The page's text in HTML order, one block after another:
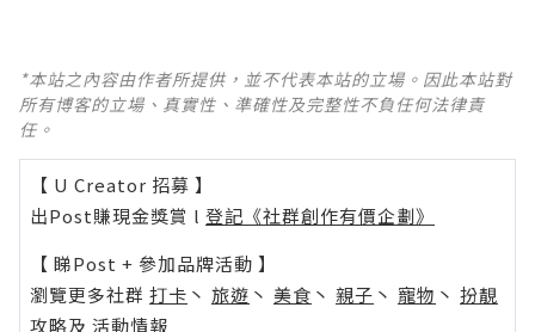
*本站之內容由作者所提供，並不代表本站的立場。因此本站對
所有博客的立場、真實性、準確性及完整性不負任何法律責
任。
【 U Creator 招募 】
出Post賺現金獎賞 l 登記《社群創作有價企劃》
【 睇Post + 參加品牌活動 】
瀏覽更多社群 打卡 丶 旅遊 丶 美食 丶 親子 丶 寵物 丶 扮靚
攻略及 活動情報